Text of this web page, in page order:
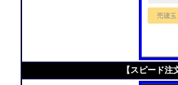
【スピード